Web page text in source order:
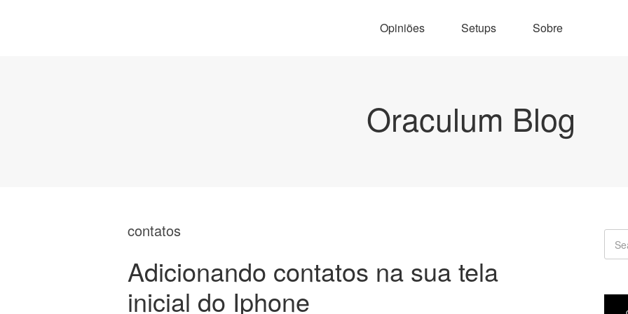
Opiniões Setups Sobre
Oraculum Blog
contatos
Adicionando contatos na sua tela
inicial do Iphone